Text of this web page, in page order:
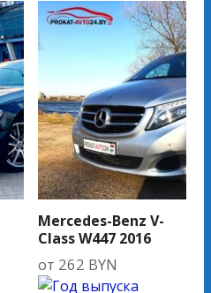
Mercedes-Benz V-
Class W447 2016
от 262 BYN